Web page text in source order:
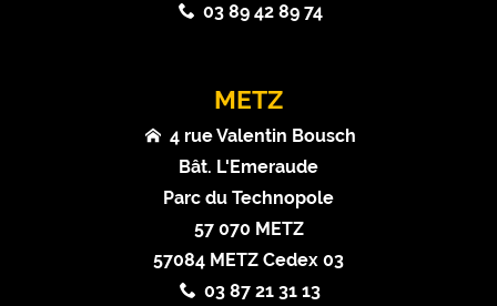
03 89 42 89 74
METZ
4 rue Valentin Bousch
Bât. L'Emeraude
Parc du Technopole
57 070 METZ
57084 METZ Cedex 03
03 87 21 31 13